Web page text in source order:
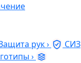
рук›
СИЗ
›